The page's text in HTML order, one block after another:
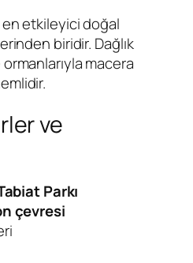
en etkileyici doğal
biridir. Dağlık
ormanlarıyla macera
ve
Parkı
çevresi